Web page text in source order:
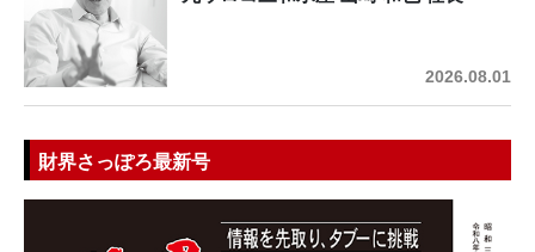
2026.08.01
財界さっぽろ最新号